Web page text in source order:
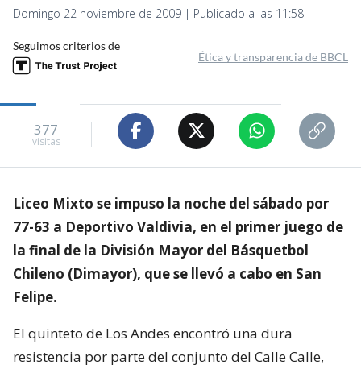
Domingo 22 noviembre de 2009 | Publicado a las 11:58
Seguimos criterios de
Ética y transparencia de BBCL
377
visitas
Liceo Mixto se impuso la noche del sábado por
77-63 a Deportivo Valdivia, en el primer juego de
la final de la División Mayor del Básquetbol
Chileno (Dimayor), que se llevó a cabo en San
Felipe.
El quinteto de Los Andes encontró una dura
resistencia por parte del conjunto del Calle Calle,